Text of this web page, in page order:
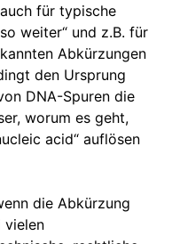
für typische
weiter“ und z.B. für
Abkürzungen
den Ursprung
DNA-Spuren die
worum es geht,
acid“ auflösen
die Abkürzung
vielen